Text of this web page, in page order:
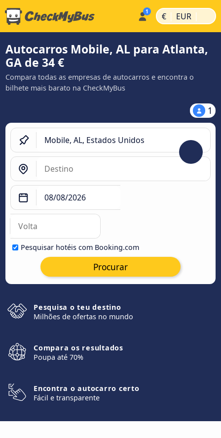
€ | EUR |
Autocarros Mobile, AL para Atlanta,
GA de 34 €
Compara todas as empresas de autocarros e encontra o
bilhete mais barato na CheckMyBus
1
Pesquisar hotéis com Booking.com
Procurar
Pesquisa o teu destino
Milhões de ofertas no mundo
Compara os resultados
Poupa até 70%
Encontra o autocarro certo
Fácil e transparente